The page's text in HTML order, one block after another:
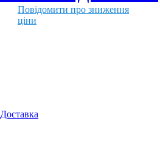
Повідомити про зниження
ціни
Доставка